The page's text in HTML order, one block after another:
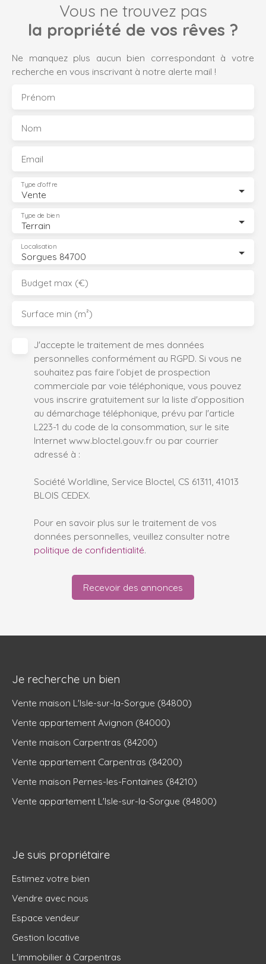
Vous ne trouvez pas
la propriété de vos rêves ?
Ne manquez plus aucun bien correspondant à votre
recherche en vous inscrivant à notre alerte mail !
Prénom
Nom
Email
Vente
Type d'offre
Terrain
Type de bien
Sorgues 84700
Localisation
Budget max (€)
Surface min (m²)
J'accepte le traitement de mes données
personnelles conformément au RGPD. Si vous ne
souhaitez pas faire l'objet de prospection
commerciale par voie téléphonique, vous pouvez
vous inscrire gratuitement sur la liste d'opposition
au démarchage téléphonique, prévu par l'article
L223-1 du code de la consommation, sur le site
Internet www.bloctel.gouv.fr ou par courrier
adressé à :
Société Worldline, Service Bloctel, CS 61311, 41013
BLOIS CEDEX.
Pour en savoir plus sur le traitement de vos
données personnelles, veuillez consulter notre
politique de confidentialité.
Recevoir des annonces
Je recherche un bien
Vente maison L'Isle-sur-la-Sorgue (84800)
Vente appartement Avignon (84000)
Vente maison Carpentras (84200)
Vente appartement Carpentras (84200)
Vente maison Pernes-les-Fontaines (84210)
Vente appartement L'Isle-sur-la-Sorgue (84800)
Je suis propriétaire
Estimez votre bien
Vendre avec nous
Espace vendeur
Gestion locative
L'immobilier à Carpentras